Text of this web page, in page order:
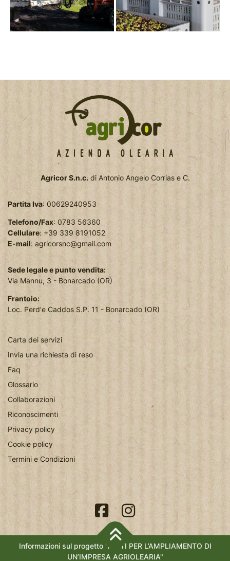
Agricor S.n.c.di Antonio Angelo Corrias e C.
Partita Iva: 00629240953
Telefono/Fax: 0783 56360
Cellulare: +39 339 8191052
E-mail: agricorsnc@gmail.com
Sede legale e punto vendita:
Via Mannu, 3 - Bonarcado (OR)
Frantoio:
Loc. Perd'e Caddos S.P. 11 - Bonarcado (OR)
Carta dei servizi
Invia una richiesta di reso
Faq
Glossario
Collaborazioni
Riconoscimenti
Privacy policy
Cookie policy
Termini e Condizioni
Informazioni sul progetto "AIUTI PER L’AMPLIAMENTO DI
UN’IMPRESA AGRIOLEARIA"